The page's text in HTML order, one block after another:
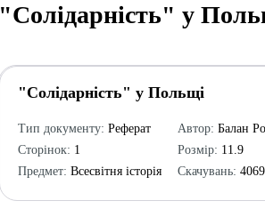
"Солідарність" у
"Солідарність" у Польщі
Тип документу: Реферат
Сторінок: 1
Предмет: Всесвітня історія
Автор: Балан
Розмір: 11.9
Скачувань: 4069